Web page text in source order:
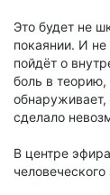
Это будет не
покаянии. И
пойдёт о
боль в
обнаруживает,
сделало
В центре